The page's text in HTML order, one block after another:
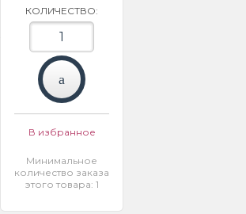
КОЛИЧЕСТВО:
В избранное
Минимальное
количество заказа
этого товара: 1